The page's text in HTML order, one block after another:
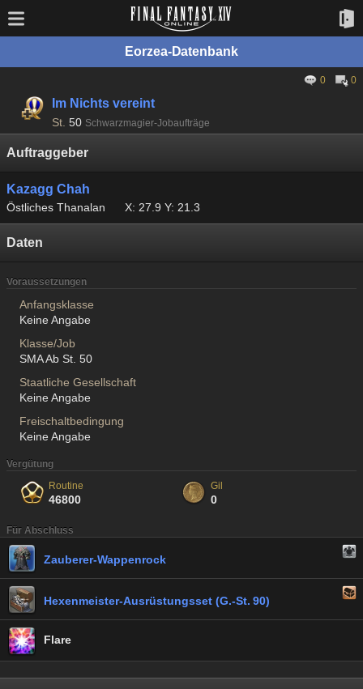
Eorzea-Datenbank
0 0
Im Nichts vereint
St. 50 Schwarzmagier-Jobaufträge
Auftraggeber
Kazagg Chah
Östliches Thanalan X: 27.9 Y: 21.3
Daten
Voraussetzungen
Anfangsklasse
Keine Angabe
Klasse/Job
SMA Ab St. 50
Staatliche Gesellschaft
Keine Angabe
Freischaltbedingung
Keine Angabe
Vergütung
Routine
46800
Gil
0
Für Abschluss
Zauberer-Wappenrock
Hexenmeister-Ausrüstungsset (G.-St. 90)
Flare